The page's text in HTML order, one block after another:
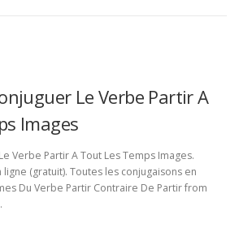
Le Verbe Partir A
Images
Verbe Partir A Tout Les Temps Images.
(gratuit). Toutes les conjugaisons en
Du Verbe Partir Contraire De Partir from